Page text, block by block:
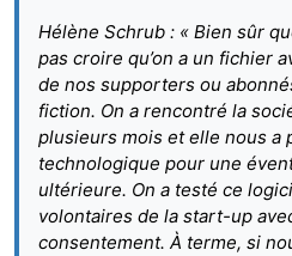
Hélène Schrub : « Bien sûr
pas croire qu’on a un fichier
de nos supporters ou
fiction. On a rencontré la
plusieurs mois et elle nous a
technologique pour une
ultérieure. On a testé ce
volontaires de la start-up
consentement. À terme, si